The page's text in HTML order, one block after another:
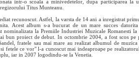
intr-o scoala a minivedetelor, dupa participarea la
Titus Munteanu.
recunoscut. Astfel, la varsta de 14 ani a inregistrat
Acest album s-a bucurat de un mare succes
nominalizata la Premiile Industriei Muzicale Romanesti
bun proiect de debut. In octombrie 2004, a fost scos
fratele sau mai mare au realizat albumul de
fetele ce vor" l-a cunoscut mai indeaproape pe
iar in 2007 logodindu-se la Venetia.